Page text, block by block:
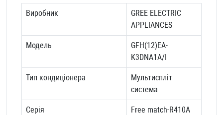
Виробник
GREE ELECTRIC
APPLIANCES
Модель
GFH(12)EA-
K3DNA1A/I
Тип кондиціонера
Мультиспліт
система
Серія Free match-R410A